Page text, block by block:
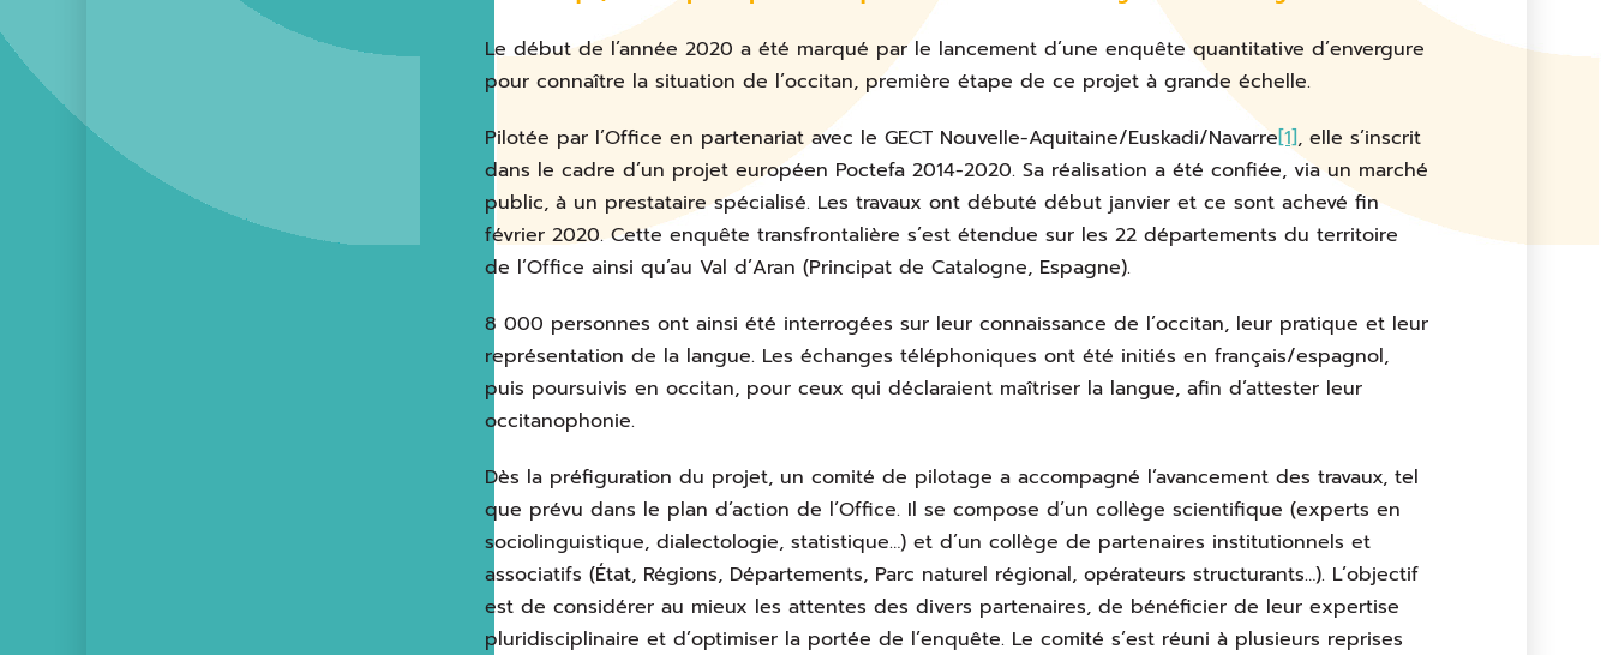
Le début de l’année 2020 a été marqué par le lancement d’une enquête quantitative d’envergure
pour connaître la situation de l’occitan, première étape de ce projet à grande échelle.
Pilotée par l’Office en partenariat avec le GECT Nouvelle-Aquitaine/Euskadi/Navarre[1], elle s’inscrit
dans le cadre d’un projet européen Poctefa 2014-2020. Sa réalisation a été confiée, via un marché
public, à un prestataire spécialisé. Les travaux ont débuté début janvier et ce sont achevé fin
février 2020. Cette enquête transfrontalière s’est étendue sur les 22 départements du territoire
de l’Office ainsi qu’au Val d’Aran (Principat de Catalogne, Espagne).
8 000 personnes ont ainsi été interrogées sur leur connaissance de l’occitan, leur pratique et leur
représentation de la langue. Les échanges téléphoniques ont été initiés en français/espagnol,
puis poursuivis en occitan, pour ceux qui déclaraient maîtriser la langue, afin d’attester leur
occitanophonie.
Dès la préfiguration du projet, un comité de pilotage a accompagné l’avancement des travaux, tel
que prévu dans le plan d’action de l’Office. Il se compose d’un collège scientifique (experts en
sociolinguistique, dialectologie, statistique…) et d’un collège de partenaires institutionnels et
associatifs (État, Régions, Départements, Parc naturel régional, opérateurs structurants…). L’objectif
est de considérer au mieux les attentes des divers partenaires, de bénéficier de leur expertise
pluridisciplinaire et d’optimiser la portée de l’enquête. Le comité s’est réuni à plusieurs reprises